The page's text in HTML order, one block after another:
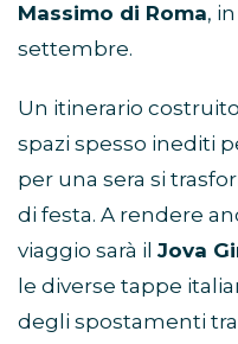
Massimo di Roma,
settembre.
Un itinerario
spazi spesso inediti
per una sera si
di festa. A rendere
viaggio sarà il Jova
le diverse tappe
degli spostamenti